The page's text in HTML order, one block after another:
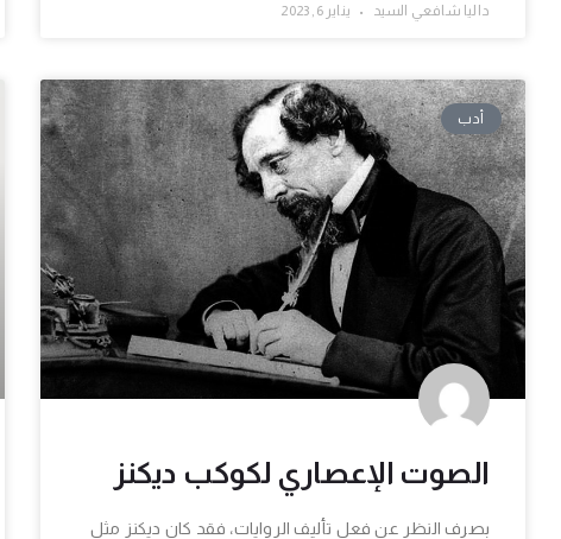
داليا شافعي السيد يناير 6, 2023
أدب
الصوت الإعصاري لكوكب ديكنز
بصرف النظر عن فعل تأليف الروايات، فقد كان ديكنز مثل